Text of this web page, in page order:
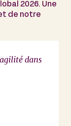
2026. Une
de notre
dans